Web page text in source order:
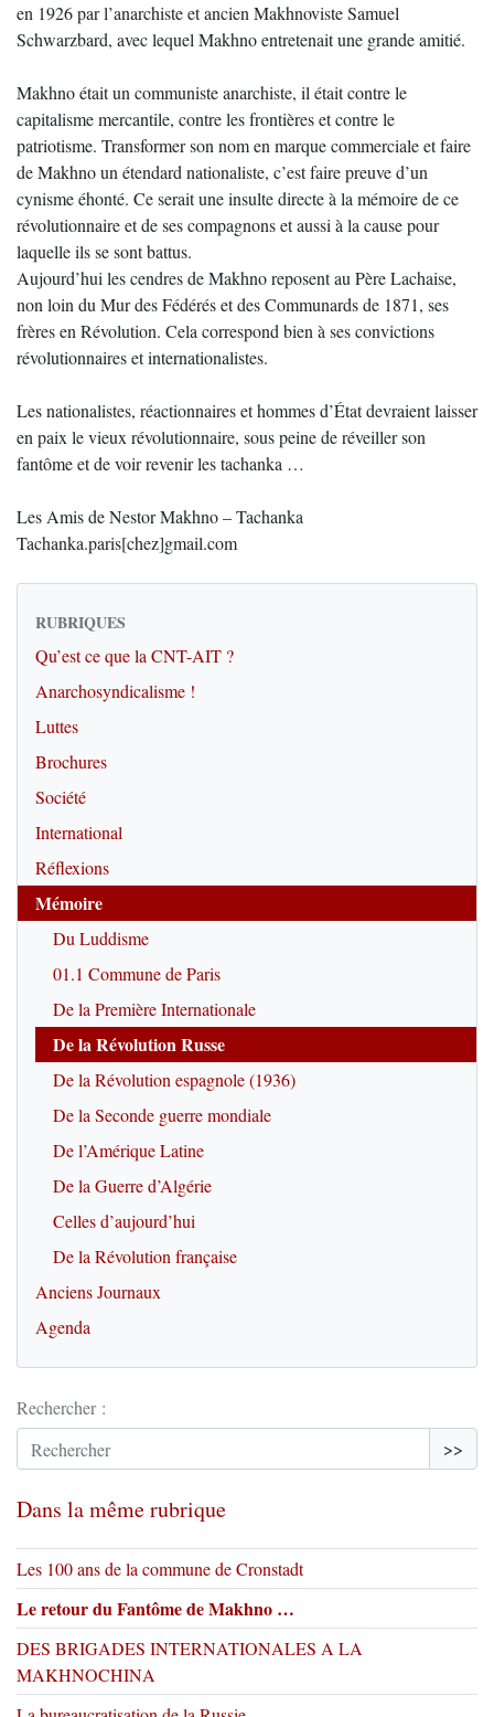
en 1926 par l’anarchiste et ancien Makhnoviste Samuel
Schwarzbard, avec lequel Makhno entretenait une grande amitié.
Makhno était un communiste anarchiste, il était contre le
capitalisme mercantile, contre les frontières et contre le
patriotisme. Transformer son nom en marque commerciale et faire
de Makhno un étendard nationaliste, c’est faire preuve d’un
cynisme éhonté. Ce serait une insulte directe à la mémoire de ce
révolutionnaire et de ses compagnons et aussi à la cause pour
laquelle ils se sont battus.
Aujourd’hui les cendres de Makhno reposent au Père Lachaise,
non loin du Mur des Fédérés et des Communards de 1871, ses
frères en Révolution. Cela correspond bien à ses convictions
révolutionnaires et internationalistes.
Les nationalistes, réactionnaires et hommes d’État devraient laisser
en paix le vieux révolutionnaire, sous peine de réveiller son
fantôme et de voir revenir les tachanka …
Les Amis de Nestor Makhno – Tachanka
Tachanka.paris[chez]gmail.com
RUBRIQUES
Qu’est ce que la CNT-AIT ?
Anarchosyndicalisme !
Luttes
Brochures
Société
International
Réflexions
Mémoire
Du Luddisme
01.1 Commune de Paris
De la Première Internationale
De la Révolution Russe
De la Révolution espagnole (1936)
De la Seconde guerre mondiale
De l’Amérique Latine
De la Guerre d’Algérie
Celles d’aujourd’hui
De la Révolution française
Anciens Journaux
Agenda
Rechercher :
>>
Dans la même rubrique
Les 100 ans de la commune de Cronstadt
Le retour du Fantôme de Makhno …
DES BRIGADES INTERNATIONALES A LA
MAKHNOCHINA